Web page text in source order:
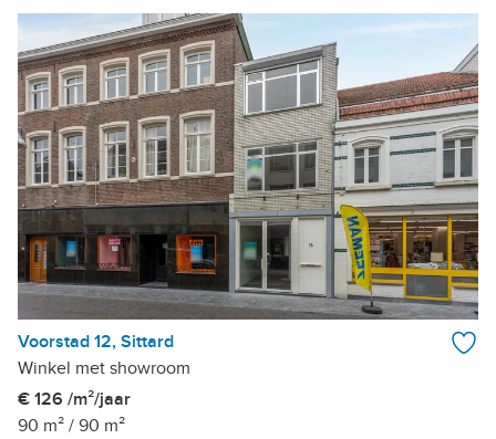
Voorstad 12, Sittard
Winkel met showroom
€ 126 /m²/jaar
90 m² / 90 m²